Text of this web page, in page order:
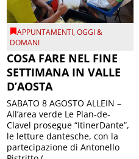
APPUNTAMENTI,OGGI &
DOMANI
COSA FARE NEL FINE
SETTIMANA IN VALLE
D’AOSTA
SABATO 8 AGOSTO ALLEIN –
All’area verde Le Plan-de-
Clavel prosegue “ItinerDante”,
le letture dantesche, con la
partecipazione di Antonello